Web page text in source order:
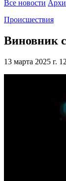
Все новости
Происшествия
Виновник
13 марта 2025 г.